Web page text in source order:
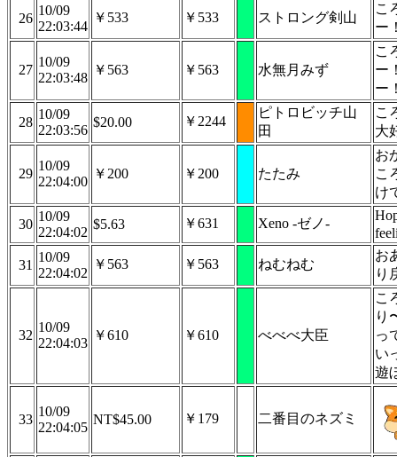
26
10/09
22:03:44
￥533 ￥533 ストロング剣山
こ
ー
27
10/09
22:03:48
￥563 ￥563 水無月みず
こ
ー
ー
28
10/09
22:03:56
$20.00 ￥2244
ピトロビッチ山
田
こ
大
29
10/09
22:04:00
￥200 ￥200 たたみ
お
こ
け
30
10/09
22:04:02
$5.63 ￥631 Xeno -ゼノ-
31
10/09
22:04:02
￥563 ￥563 ねむねむ
お
り
32
10/09
22:04:03
￥610 ￥610 べべべ大臣
こ
り
っ
い
遊
33
10/09
22:04:05
NT$45.00 ￥179 二番目のネズミ